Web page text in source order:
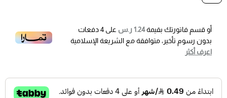
أو قسم فاتورتك بقيمة1.24 ر.س على 4دفعات
بدون رسوم تأخير، متوافقة مع الشريعة الإسلامية
اعرف أكثر